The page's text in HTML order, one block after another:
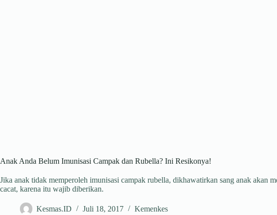
Anak Anda Belum Imunisasi Campak dan Rubella? Ini Resikonya!
Jika anak tidak memperoleh imunisasi campak rubella, dikhawatirkan sang anak akan
cacat, karena itu wajib diberikan.
Kesmas.ID Juli 18, 2017 Kemenkes